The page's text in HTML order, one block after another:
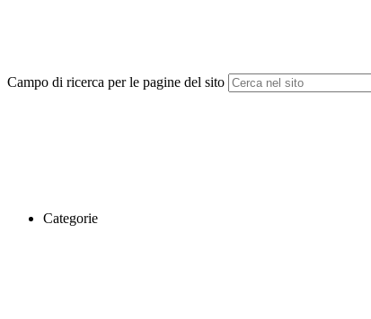
Campo di ricerca per le pagine del sito
Categorie